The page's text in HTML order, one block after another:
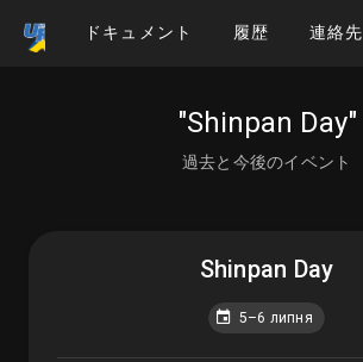
ドキュメント 履歴 連絡先
"Shinpan Day"
過去と今後のイベント
Shinpan Day
5–6 липня